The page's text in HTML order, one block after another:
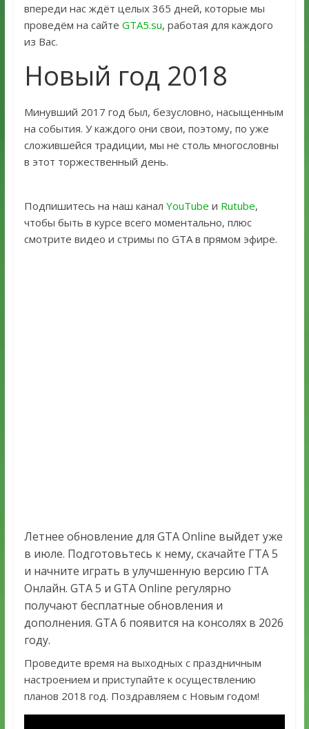
впереди нас ждёт целых 365 дней, которые мы
проведём на сайте GTA5.su, работая для каждого
из Вас.
Новый год 2018
Минувший 2017 год был, безусловно, насыщенным
на события. У каждого они свои, поэтому, по уже
сложившейся традиции, мы не столь многословны
в этот торжественный день.
Подпишитесь на наш канал YouTube и Rutube,
чтобы быть в курсе всего моментально, плюс
смотрите видео и стримы по GTA в прямом эфире.
Летнее обновление для GTA Online выйдет уже
в июле. Подготовьтесь к нему, скачайте ГТА 5
и начните играть в улучшенную версию ГТА
Онлайн. GTA 5 и GTA Online регулярно
получают бесплатные обновления и
дополнения. GTA 6 появится на консолях в 2026
году.
Проведите время на выходных с праздничным
настроением и приступайте к осуществлению
планов 2018 год. Поздравляем с Новым годом!